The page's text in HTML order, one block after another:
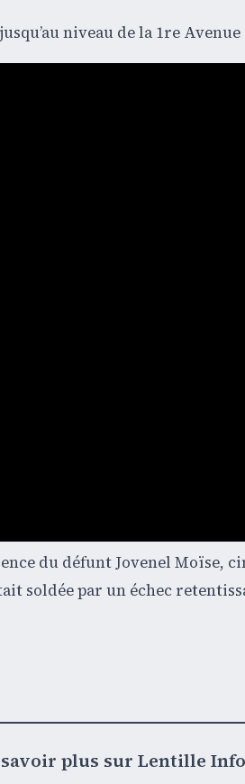
niveau de la 1re Avenue
du défunt Jovenel Moïse,
soldée par un échec
plus sur Lentille Info